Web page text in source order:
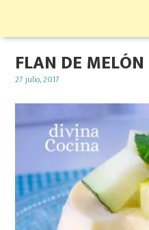
FLAN DE MELÓN
Posted
27 julio, 2017